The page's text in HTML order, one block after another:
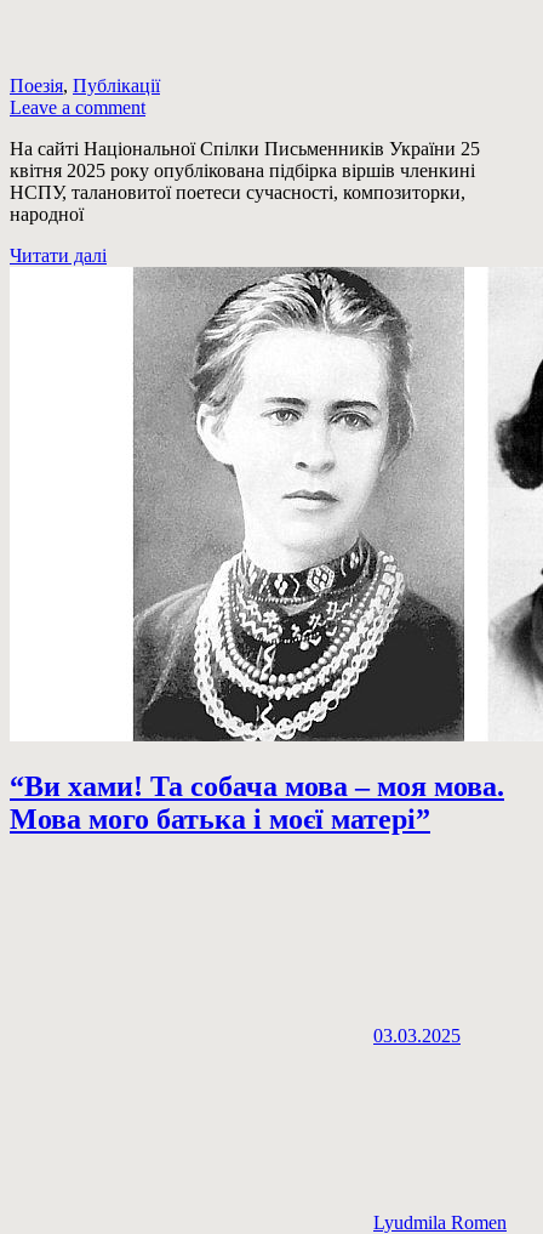
Поезія, Публікації
Leave a comment
На сайті Національної Спілки Письменників України 25
квітня 2025 року опублікована підбірка віршів членкині
НСПУ, талановитої поетеси сучасності, композиторки,
народної
Читати далі
“Ви хами! Та собача мова – моя мова.
Мова мого батька і моєї матері”
03.03.2025
Lyudmila Romen